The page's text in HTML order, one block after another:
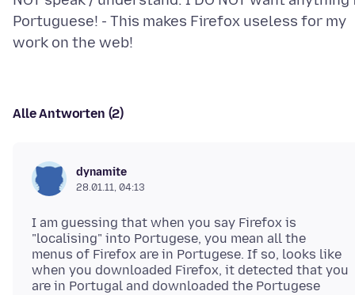
Portuguese! - This makes Firefox useless for my
Alle Antworten (2)
dynamite
28.01.11, 04:13
I am guessing that when you say Firefox is
"localising" into Portugese, you mean all the
menus of Firefox are in Portugese. If so, looks like
when you downloaded Firefox, it detected that you
are in Portugal and downloaded the Portugese